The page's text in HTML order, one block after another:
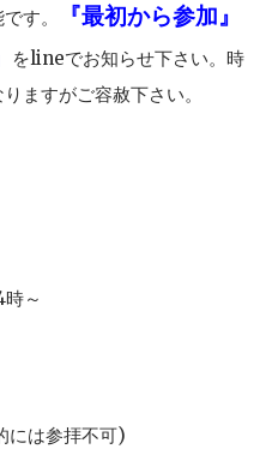
す。
『最初から参加』
をlineでお知らせ下さい。時
ますがご容赦下さい。
～
には参拝不可)